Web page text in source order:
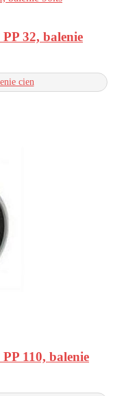
32, balenie
cien
110, balenie